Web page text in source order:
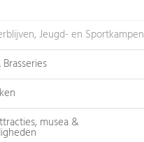
Jeugd- en Sportkampen
musea &